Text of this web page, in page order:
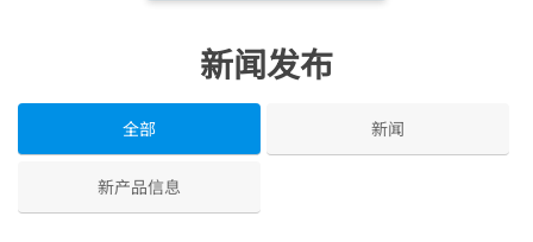
新闻发布
全部 新闻
新产品信息